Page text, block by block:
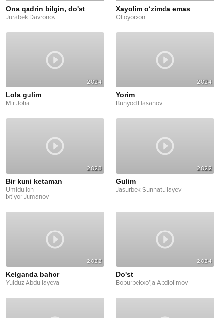
Ona qadrin bilgin, do'st
Jurabek Davronov
Xayolim o‘zimda emas
Olloyorxon
2024
Lola gulim
Mir Joha
2024
Yorim
Bunyod Hasanov
2023
Bir kuni ketaman
Umidulloh
Ixtiyor Jumanov
2022
Gulim
Jasurbek Sunnatullayev
2022
Kelganda bahor
Yulduz Abdullayeva
2024
Do'st
Boburbekxo’ja Abdiolimov